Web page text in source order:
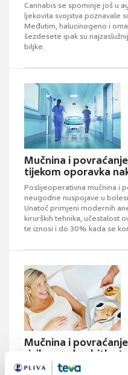
Cannabis se spominje još u
ljekovita svojstva poznavale
Međutim, halucinogeno i
šezdesete ipak su
biljke.
Mučnina i
tijekom oporavka
Poslijeoperativna mučnina i
neugodne nuspojave u
Unatoč primjeni modernih
kirurških tehnika, učestalost
te iznosi i do 30% kada se
Mučnina i
rizikom od gubitka
Žene koje pate od mučnine i